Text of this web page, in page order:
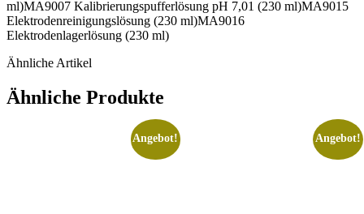
ml)MA9007 Kalibrierungspufferlösung pH 7,01 (230 ml)MA9015
Elektrodenreinigungslösung (230 ml)MA9016
Elektrodenlagerlösung (230 ml)
Ähnliche Artikel
Ähnliche Produkte
Angebot! Angebot!